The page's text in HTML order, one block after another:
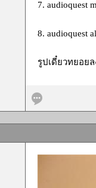
7. audioquest
8. audioquest
รูปเดี๋ยวทยอย